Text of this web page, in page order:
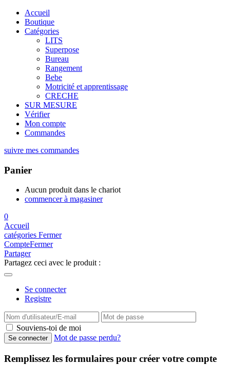
Accueil
Boutique
Catégories
LITS
Superpose
Bureau
Rangement
Bebe
Motricité et apprentissage
CRECHE
SUR MESURE
Vérifier
Mon compte
Commandes
suivre mes commandes
Panier
Aucun produit dans le chariot
commencer à magasiner
0
Accueil
catégories Fermer
CompteFermer
Partager
Partagez ceci avec le produit :
Se connecter
Registre
Souviens-toi de moi
Mot de passe perdu?
Remplissez les formulaires pour créer votre compte